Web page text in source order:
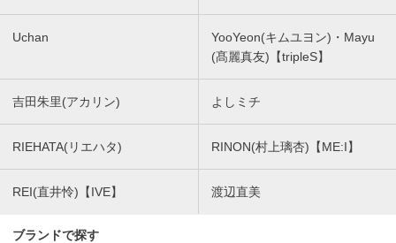
Uchan
YooYeon(キムユヨン)・Mayu
(髙麗真友)【tripleS】
吉田朱里(アカリン) よしミチ
RIEHATA(リエハタ) RINON(村上璃杏)【ME:I】
REI(直井怜)【IVE】 渡辺直美
ブランドで探す